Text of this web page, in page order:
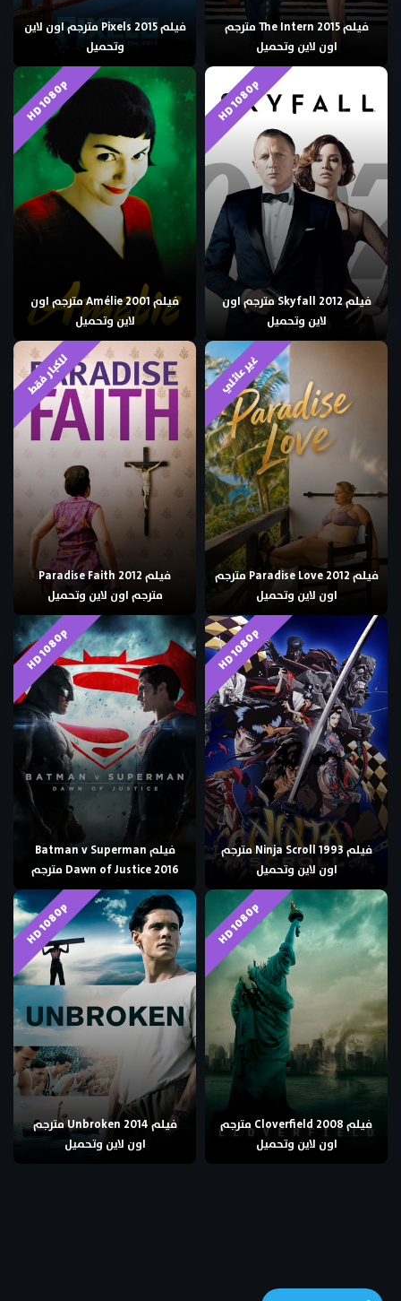
فيلم The Intern 2015 مترجم
اون لاين وتحميل
فيلم Pixels 2015 مترجم اون لاين
وتحميل
HD 1080p
فيلم Skyfall 2012 مترجم اون
لاين وتحميل
HD 1080p
فيلم Amélie 2001 مترجم اون
لاين وتحميل
غير عائلي
فيلم Paradise Love 2012 مترجم
اون لاين وتحميل
للكبار فقط
فيلم Paradise Faith 2012
مترجم اون لاين وتحميل
HD 1080p
فيلم Ninja Scroll 1993 مترجم
اون لاين وتحميل
HD 1080p
فيلم Batman v Superman
Dawn of Justice 2016 مترجم
HD 1080p
فيلم Cloverfield 2008 مترجم
اون لاين وتحميل
HD 1080p
فيلم Unbroken 2014 مترجم
اون لاين وتحميل